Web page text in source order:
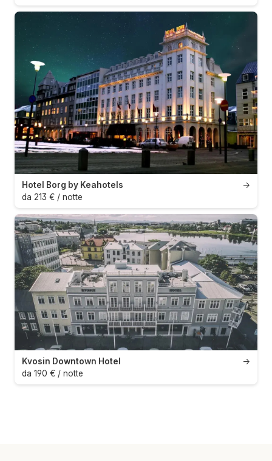
→
Hotel Borg by Keahotels
da 213 € / notte
→
Kvosin Downtown Hotel
da 190 € / notte